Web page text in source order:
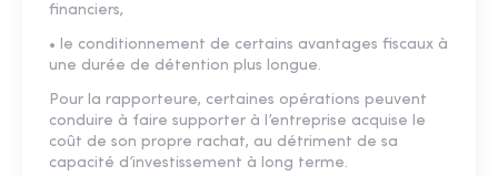
financiers,
• le conditionnement de certains avantages fiscaux à
une durée de détention plus longue.
Pour la rapporteure, certaines opérations peuvent
conduire à faire supporter à l’entreprise acquise le
coût de son propre rachat, au détriment de sa
capacité d’investissement à long terme.